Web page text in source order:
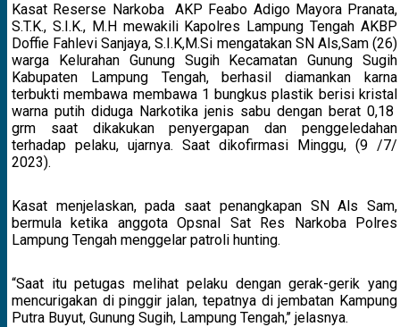
Kasat Reserse Narkoba AKP Feabo Adigo Mayora Pranata,
S.T.K., S.I.K., M.H mewakili Kapolres Lampung Tengah AKBP
Doffie Fahlevi Sanjaya, S.I.K,M.Si mengatakan SN Als,Sam (26)
warga Kelurahan Gunung Sugih Kecamatan Gunung Sugih
Kabupaten Lampung Tengah, berhasil diamankan karna
terbukti membawa membawa 1 bungkus plastik berisi kristal
warna putih diduga Narkotika jenis sabu dengan berat 0,18
grm saat dikakukan penyergapan dan penggeledahan
terhadap pelaku, ujarnya. Saat dikofirmasi Minggu, (9 /7/
2023).
Kasat menjelaskan, pada saat penangkapan SN Als Sam,
bermula ketika anggota Opsnal Sat Res Narkoba Polres
Lampung Tengah menggelar patroli hunting.
“Saat itu petugas melihat pelaku dengan gerak-gerik yang
mencurigakan di pinggir jalan, tepatnya di jembatan Kampung
Putra Buyut, Gunung Sugih, Lampung Tengah,’’ jelasnya.